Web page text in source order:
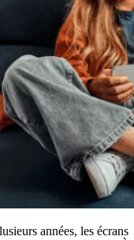
années, les écrans